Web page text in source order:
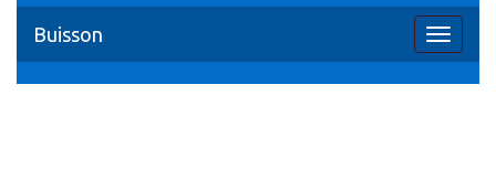
Toggle
Buisson